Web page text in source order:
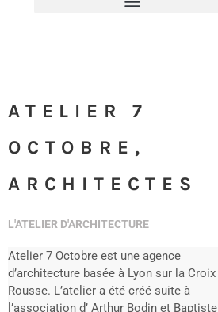
ATELIER 7
OCTOBRE,
ARCHITECTES
L'ATELIER D'ARCHITECTURE
Atelier 7 Octobre est une agence
d’architecture basée à Lyon sur la Croix
Rousse. L’atelier a été créé suite à
l’association d’ Arthur Bodin et Baptiste